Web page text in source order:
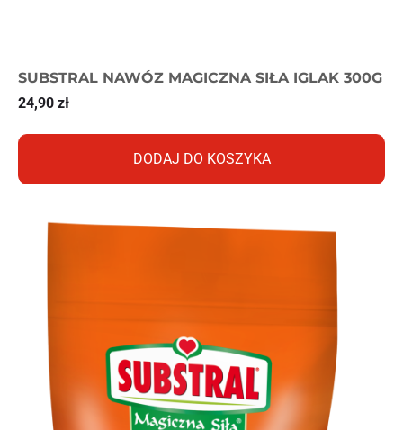
SUBSTRAL NAWÓZ MAGICZNA SIŁA IGLAK 300G
24,90 zł
DODAJ DO KOSZYKA